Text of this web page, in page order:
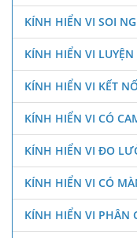
KÍNH HIỂN VI SOI
KÍNH HIỂN VI LUYỆN
KÍNH HIỂN VI KẾT
KÍNH HIỂN VI CÓ
KÍNH HIỂN VI ĐO
KÍNH HIỂN VI CÓ
KÍNH HIỂN VI PHÂN